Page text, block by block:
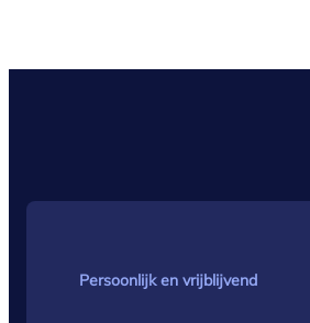
Persoonlijk en vrijblijvend